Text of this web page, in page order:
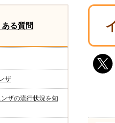
ある質問
ザ
ザの流行状況を知